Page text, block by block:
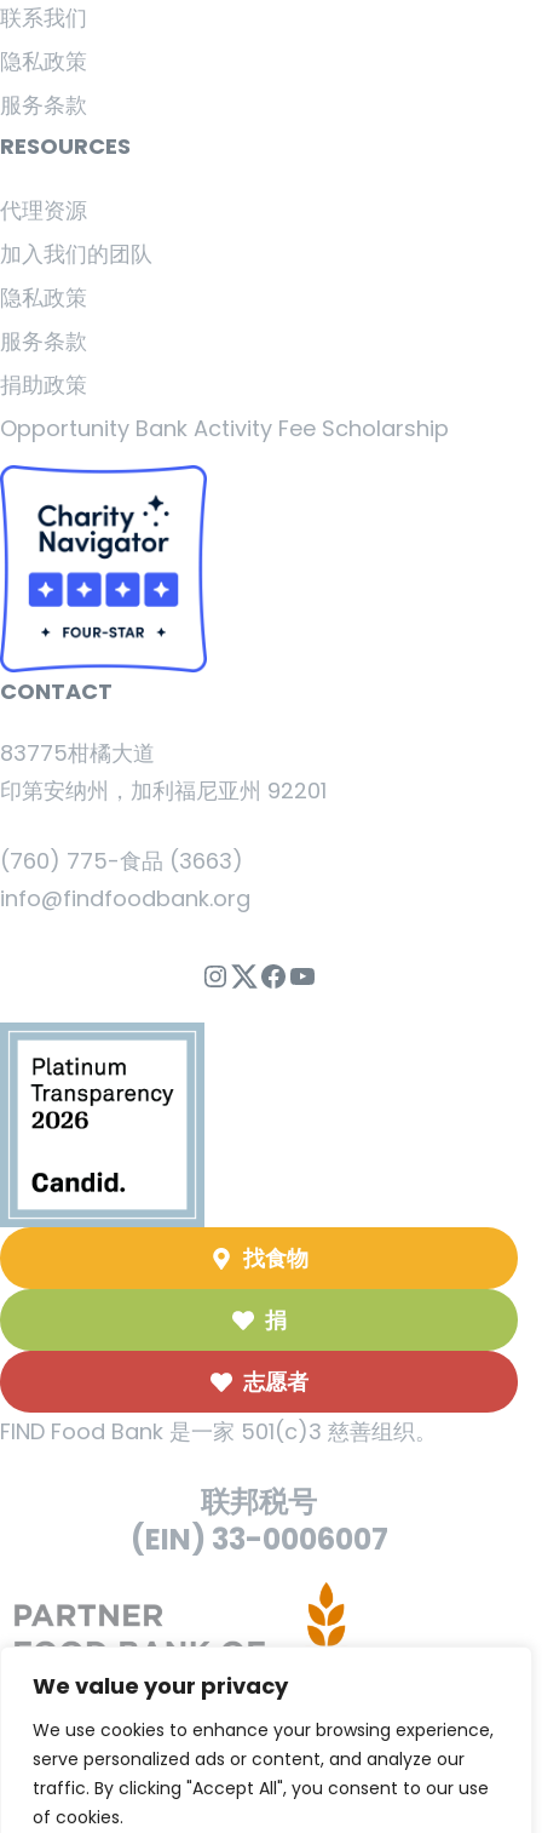
We value your privacy
We use cookies to enhance your browsing experience,
serve personalized ads or content, and analyze our
traffic. By clicking "Accept All", you consent to our use
of cookies.
联系我们
隐私政策
服务条款
RESOURCES
代理资源
加入我们的团队
隐私政策
服务条款
捐助政策
Opportunity Bank Activity Fee Scholarship
CONTACT
83775柑橘大道
印第安纳州，加利福尼亚州 92201
(760) 775-食品 (3663)
info@findfoodbank.org
Instagram
Twitter
Facebook
YouTube
找食物
捐
志愿者
FIND Food Bank 是一家 501(c)3 慈善组织。
联邦税号
(EIN) 33-0006007